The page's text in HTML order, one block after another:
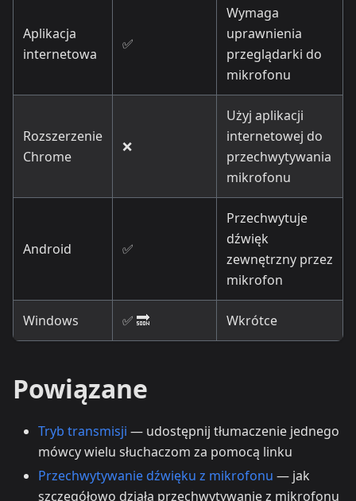
Aplikacja
internetowa
✅
Wymaga
uprawnienia
przeglądarki do
mikrofonu
Rozszerzenie
Chrome
❌
Użyj aplikacji
internetowej do
przechwytywania
mikrofonu
Android ✅
Przechwytuje
dźwięk
zewnętrzny przez
mikrofon
Windows ✅ 🔜 Wkrótce
Powiązane
Tryb transmisji — udostępnij tłumaczenie jednego
mówcy wielu słuchaczom za pomocą linku
Przechwytywanie dźwięku z mikrofonu — jak
szczegółowo działa przechwytywanie z mikrofonu